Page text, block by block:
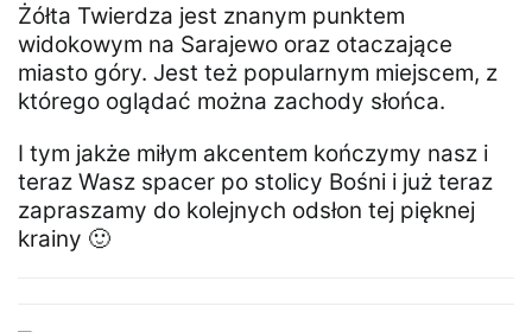
Żółta Twierdza jest znanym punktem
widokowym na Sarajewo oraz otaczające
miasto góry. Jest też popularnym miejscem, z
którego oglądać można zachody słońca.
I tym jakże miłym akcentem kończymy nasz i
teraz Wasz spacer po stolicy Bośni i już teraz
zapraszamy do kolejnych odsłon tej pięknej
krainy 🙂